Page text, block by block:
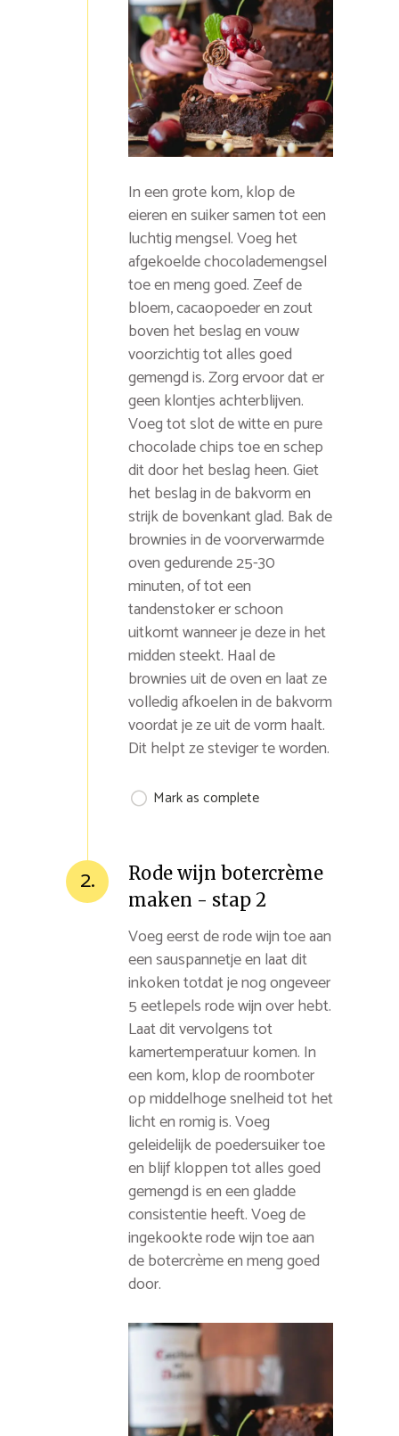
In een grote kom, klop de
eieren en suiker samen tot een
luchtig mengsel. Voeg het
afgekoelde chocolademengsel
toe en meng goed. Zeef de
bloem, cacaopoeder en zout
boven het beslag en vouw
voorzichtig tot alles goed
gemengd is. Zorg ervoor dat er
geen klontjes achterblijven.
Voeg tot slot de witte en pure
chocolade chips toe en schep
dit door het beslag heen. Giet
het beslag in de bakvorm en
strijk de bovenkant glad. Bak de
brownies in de voorverwarmde
oven gedurende 25-30
minuten, of tot een
tandenstoker er schoon
uitkomt wanneer je deze in het
midden steekt. Haal de
brownies uit de oven en laat ze
volledig afkoelen in de bakvorm
voordat je ze uit de vorm haalt.
Dit helpt ze steviger te worden.
Mark as complete
2.
Rode wijn botercrème
maken - stap 2
Voeg eerst de rode wijn toe aan
een sauspannetje en laat dit
inkoken totdat je nog ongeveer
5 eetlepels rode wijn over hebt.
Laat dit vervolgens tot
kamertemperatuur komen. In
een kom, klop de roomboter
op middelhoge snelheid tot het
licht en romig is. Voeg
geleidelijk de poedersuiker toe
en blijf kloppen tot alles goed
gemengd is en een gladde
consistentie heeft. Voeg de
ingekookte rode wijn toe aan
de botercrème en meng goed
door.